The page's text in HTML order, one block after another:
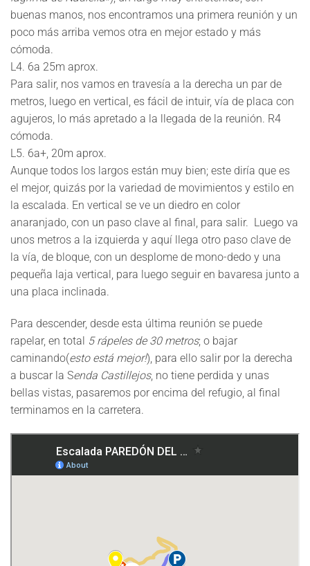
buenas manos, nos encontramos una primera reunión y un
poco más arriba vemos otra en mejor estado y más
cómoda.
L4. 6a 25m aprox.
Para salir, nos vamos en travesía a la derecha un par de
metros, luego en vertical, es fácil de intuir, vía de placa con
agujeros, lo más apretado a la llegada de la reunión. R4
cómoda.
L5. 6a+, 20m aprox.
Aunque todos los largos están muy bien; este diría que es
el mejor, quizás por la variedad de movimientos y estilo en
la escalada. En vertical se ve un diedro en color
anaranjado, con un paso clave al final, para salir. Luego va
unos metros a la izquierda y aquí llega otro paso clave de
la vía, de bloque, con un desplome de mono-dedo y una
pequeña laja vertical, para luego seguir en bavaresa junto a
una placa inclinada.
Para descender, desde esta última reunión se puede
rapelar, en total 5 rápeles de 30 metros; o bajar
caminando(esto está mejor!), para ello salir por la derecha
a buscar la Senda Castillejos, no tiene perdida y unas
bellas vistas, pasaremos por encima del refugio, al final
terminamos en la carretera.